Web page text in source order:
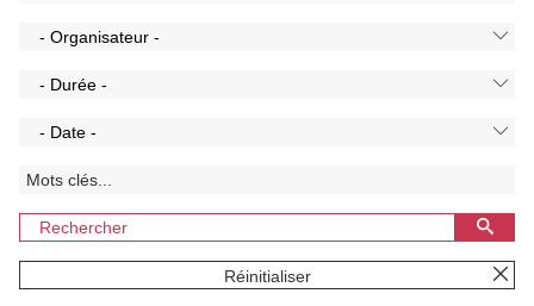
- Organisateur -
- Durée -
- Date -
Rechercher
Réinitialiser